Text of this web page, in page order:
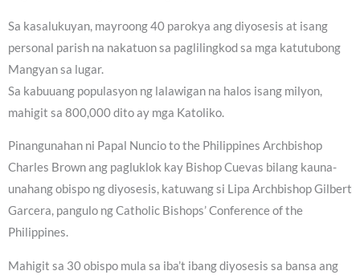
Sa kasalukuyan, mayroong 40 parokya ang diyosesis at isang
personal parish na nakatuon sa paglilingkod sa mga katutubong
Mangyan sa lugar.
Sa kabuuang populasyon ng lalawigan na halos isang milyon,
mahigit sa 800,000 dito ay mga Katoliko.
Pinangunahan ni Papal Nuncio to the Philippines Archbishop
Charles Brown ang pagluklok kay Bishop Cuevas bilang kauna-
unahang obispo ng diyosesis, katuwang si Lipa Archbishop Gilbert
Garcera, pangulo ng Catholic Bishops’ Conference of the
Philippines.
Mahigit sa 30 obispo mula sa iba’t ibang diyosesis sa bansa ang